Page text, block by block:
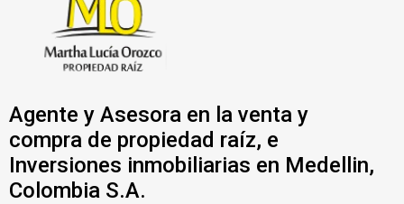
Agente y Asesora en la venta y
compra de propiedad raíz, e
Inversiones inmobiliarias en Medellin,
Colombia S.A.